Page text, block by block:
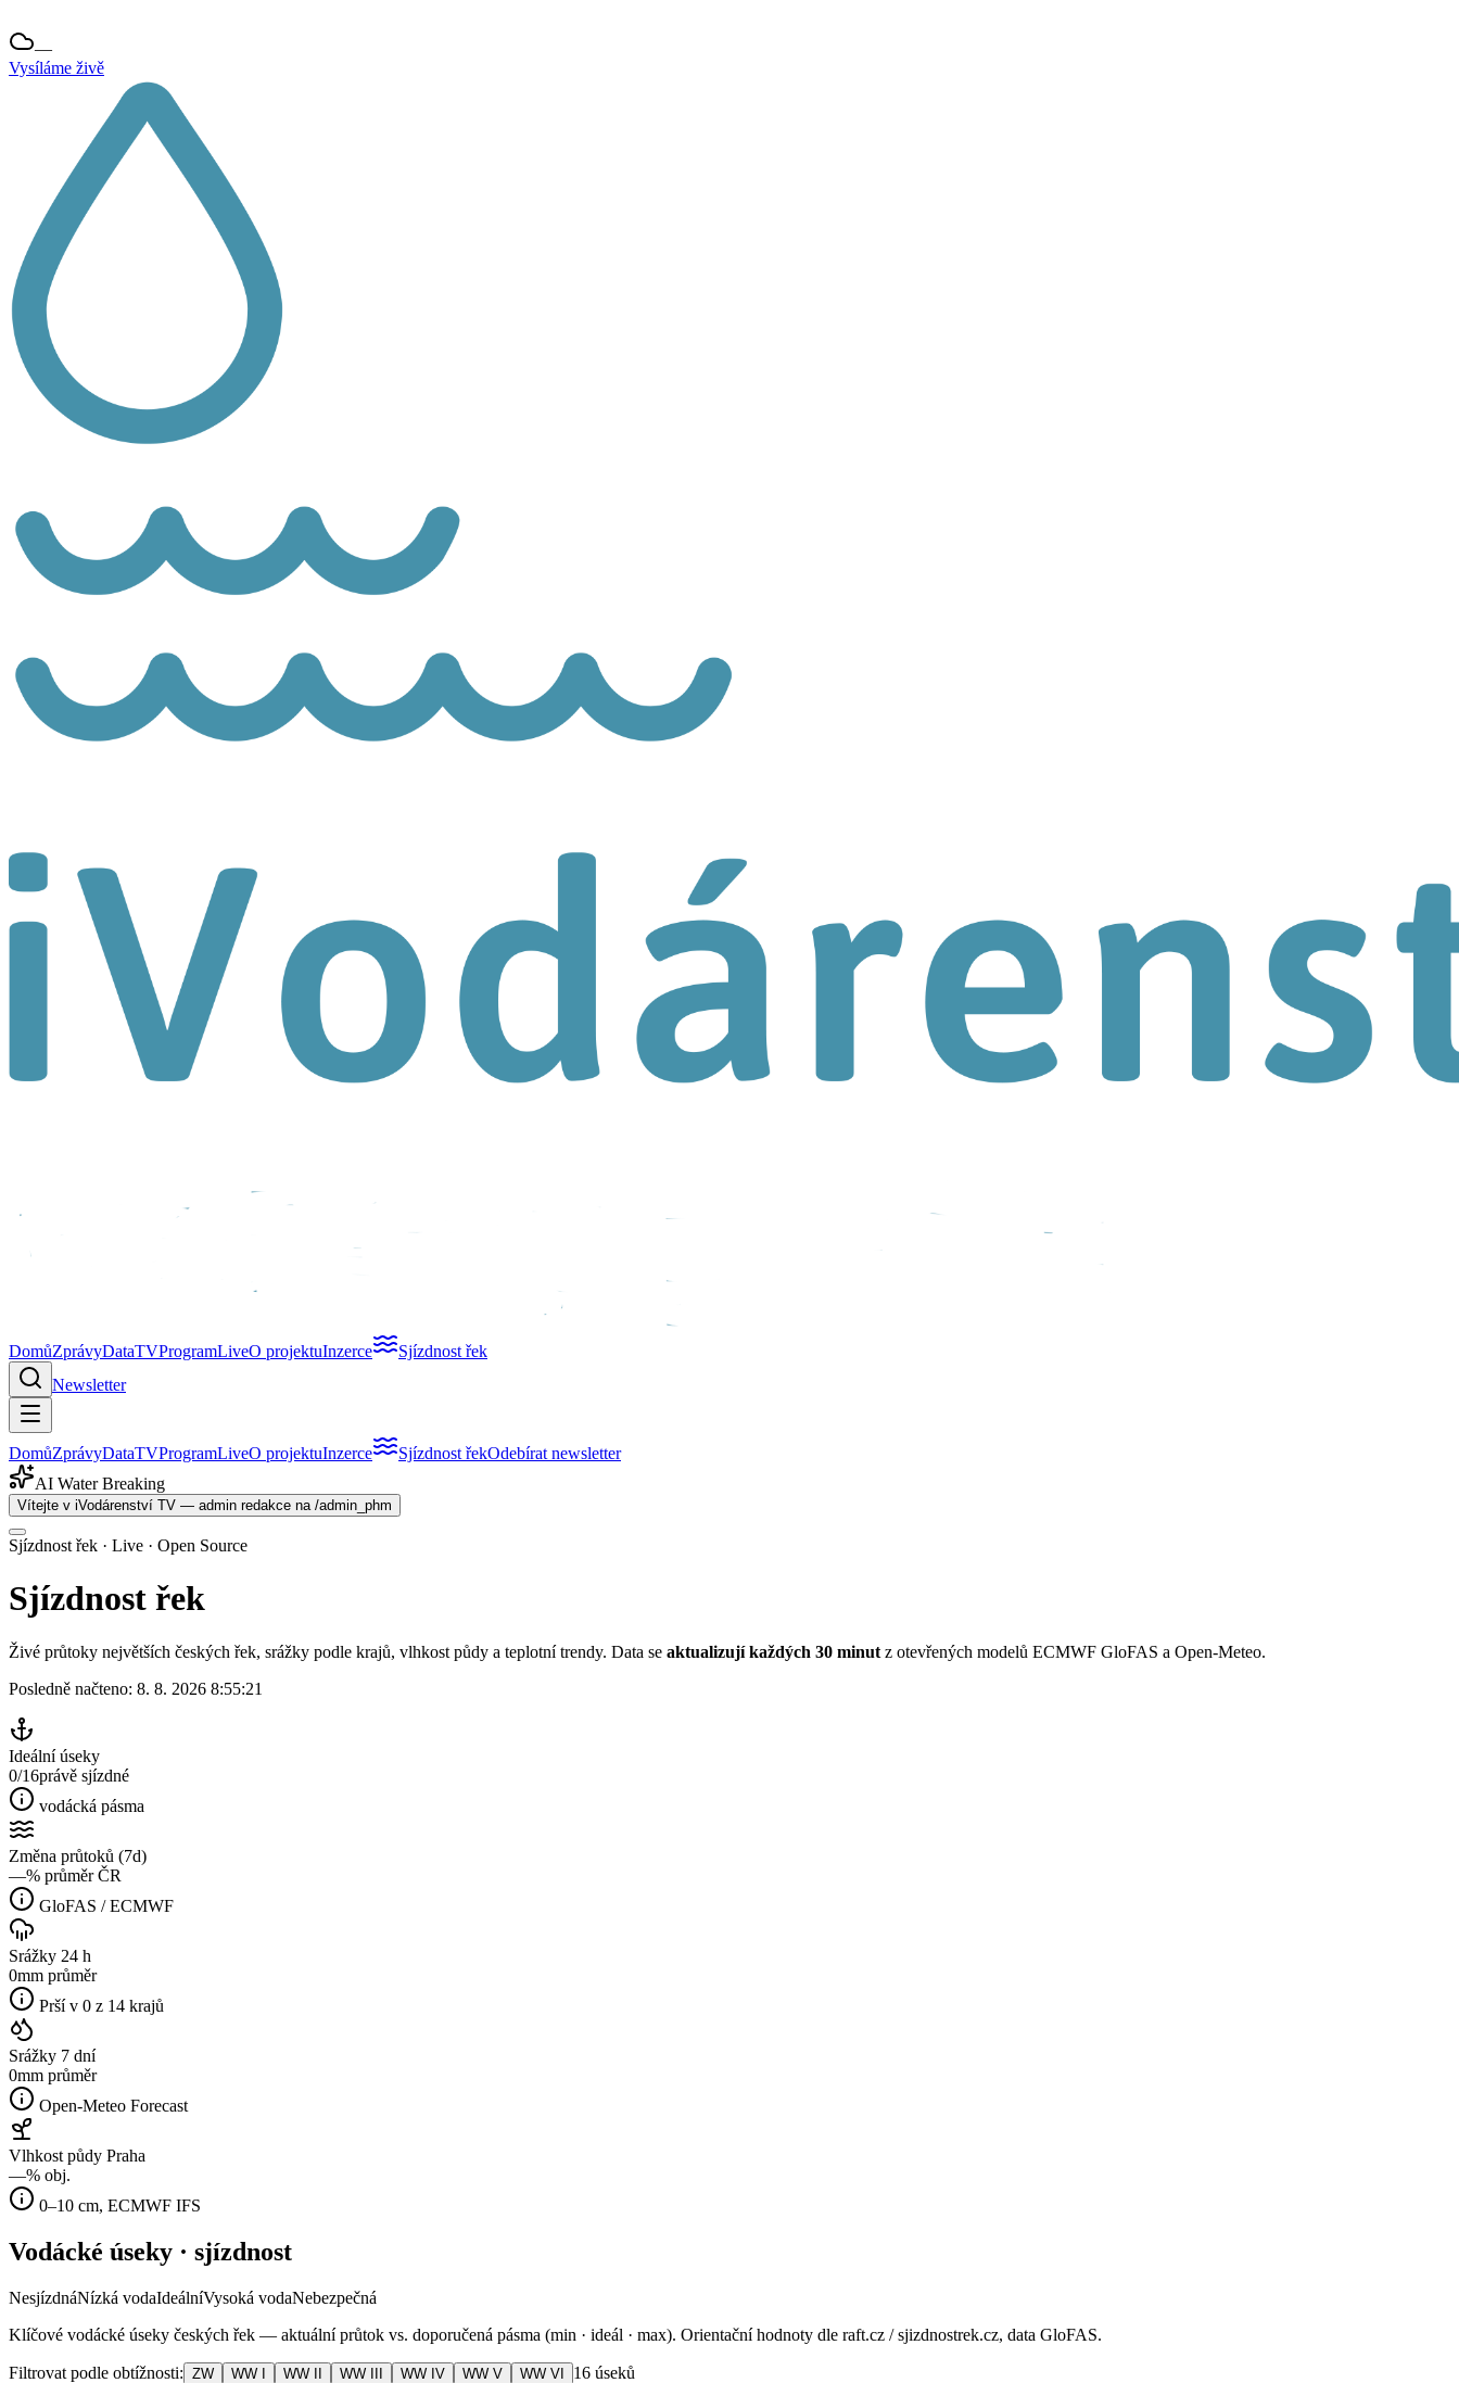
—
Vysíláme živě
DomůZprávyDataTVProgramLiveO projektuInzerce
Sjízdnost řek
Newsletter
DomůZprávyDataTVProgramLiveO projektuInzerce Sjízdnost řekOdebírat newsletter
AI Water Breaking
Vítejte v iVodárenství TV — admin redakce na /admin_phm
Sjízdnost řek · Live · Open Source
Sjízdnost řek
Živé průtoky největších českých řek, srážky podle krajů, vlhkost půdy a teplotní trendy. Data se aktualizují každých 30 minut z otevřených modelů ECMWF GloFAS a Open-Meteo.
Posledně načteno: 8. 8. 2026 8:55:21
Ideální úseky
0/16právě sjízdné
vodácká pásma
Změna průtoků (7d)
—% průměr ČR
GloFAS / ECMWF
Srážky 24 h
0mm průměr
Prší v 0 z 14 krajů
Srážky 7 dní
0mm průměr
Open-Meteo Forecast
Vlhkost půdy Praha
—% obj.
0–10 cm, ECMWF IFS
Vodácké úseky · sjízdnost
NesjízdnáNízká vodaIdeálníVysoká vodaNebezpečná
Klíčové vodácké úseky českých řek — aktuální průtok vs. doporučená pásma (min · ideál · max). Orientační hodnoty dle raft.cz / sjizdnostrek.cz, data GloFAS.
Filtrovat podle obtížnosti: ZW WW I WW II WW III WW IV WW V WW VI 16 úseků